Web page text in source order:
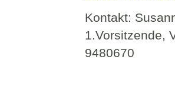
Kontakt:
1.Vorsitzende,
9480670